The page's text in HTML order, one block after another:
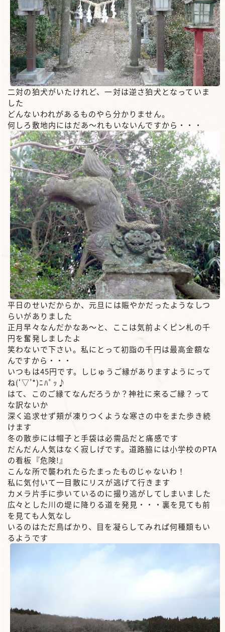
二対の狛犬がいたけれど、一対は逆さ狛犬となっていま
した
どんないわれがあるものやら分かりません。
何しろ敷地内にはだあ～れもいないんですから・・・
平日のせいだからか、元旦には賑やかだったようなしつ
らいがありました
正月早々なんだかなあ～と、ここは気前よくピン札の千
円を奮発しましたよ
笑わないで下さい。私にとって初詣の千円は最高金額な
んですから・・・
いつもは45円です。しじゅうご縁がありますようにって
ね(‘▽’*)ﾆﾊﾟｯ♪
はて、このご縁てなんだろうか？神社に来るご縁？って
な訳ないか
深く追求せず頬が凍りつくような寒さの中をまた歩き続
けます
冬の散歩には帽子と手袋は必需品だと痛感です
だんだん人気はなく寂しげです。道路脇には小学校のPTA
の看板『危険!』
こんな所で襲われたらたまったものじゃないわ！
私に気付いて一目散にリスが逃げて行きます
カメラ片手に歩いているのに撮り逃がしてしまいました
広々とした川の堤に降りる道を発見・・・裏を見ても前
を見ても人気なし
いるのはただ鳥ばかり、目を凝らしてみれば何種類もい
るようです